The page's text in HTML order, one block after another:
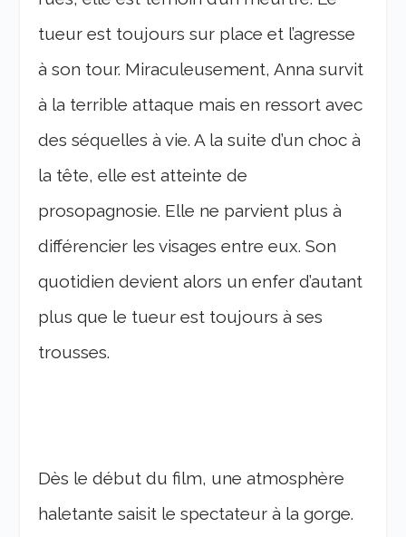
tueur est toujours sur place et l’agresse
à son tour. Miraculeusement, Anna survit
à la terrible attaque mais en ressort avec
des séquelles à vie. A la suite d’un choc à
la tête, elle est atteinte de
prosopagnosie. Elle ne parvient plus à
différencier les visages entre eux. Son
quotidien devient alors un enfer d’autant
plus que le tueur est toujours à ses
trousses.
Dès le début du film, une atmosphère
haletante saisit le spectateur à la gorge.